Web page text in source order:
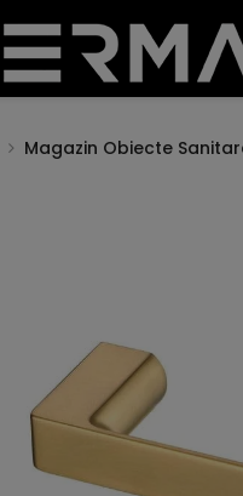
Magazin Obiecte